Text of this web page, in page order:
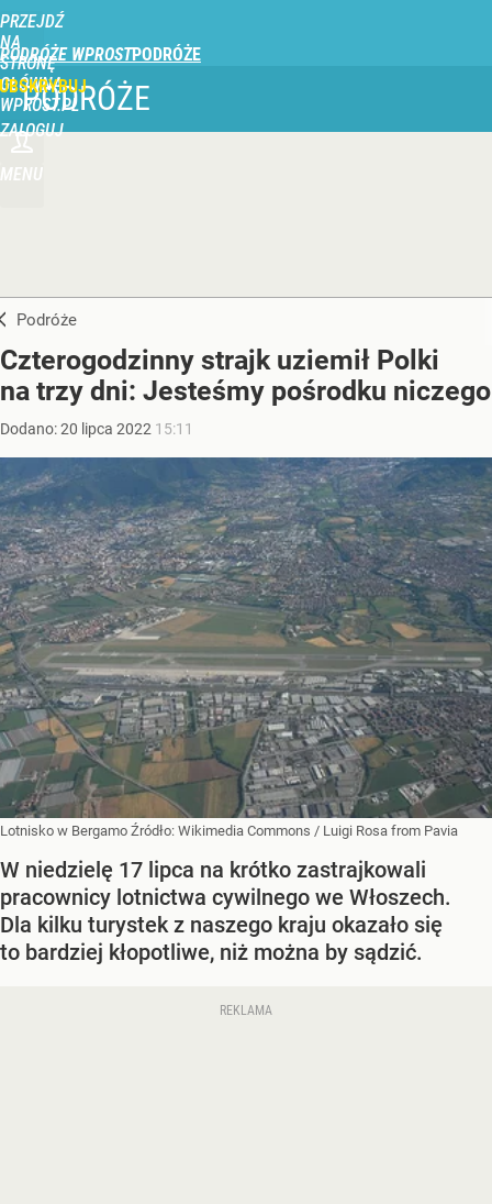
PRZEJDŹ
NA
STRONĘ
GŁÓWNĄ
WPROST.PL
PODRÓŻE WPROST
ZALOGUJ
MENU
PODRÓŻE
Podróże
Czterogodzinny strajk uziemił Polki
na trzy dni: Jesteśmy pośrodku niczego
Dodano:20 lipca 2022 15:11
Lotnisko w Bergamo Źródło: Wikimedia Commons / Luigi Rosa from Pavia
W niedzielę 17 lipca na krótko zastrajkowali
pracownicy lotnictwa cywilnego we Włoszech.
Dla kilku turystek z naszego kraju okazało się
to bardziej kłopotliwe, niż można by sądzić.